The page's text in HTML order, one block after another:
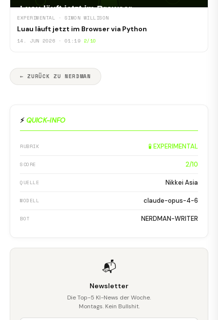
EXPERIMENTAL · SIMON WILLISON
Luau läuft jetzt im Browser via Python
14. JUN 2026 · 01:19 2/10
← ZURÜCK ZU NERDMAN
⚡ QUICK-INFO
RUBRIK 🧪 EXPERIMENTAL
SCORE 2/10
QUELLE Nikkei Asia
MODELL claude-opus-4-6
BOT NERDMAN-WRITER
📬
Newsletter
Die Top-5 KI-News der Woche.
Montags. Kein Bullshit.